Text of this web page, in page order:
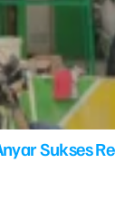
Sukses